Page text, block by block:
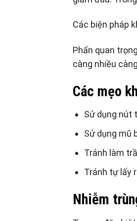
Các biện pháp
Phấn quan
càng nhiều
Các mẹo
Sử dụng nút
Sử dụng mũ
Tránh làm
Tránh tự lấy
Nhiễm